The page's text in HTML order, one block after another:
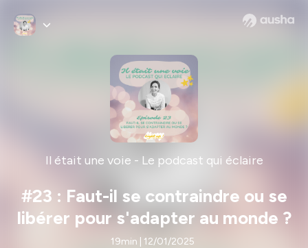
Il était une voie - Le podcast qui éclaire
#23 : Faut-il se contraindre ou se
libérer pour s'adapter au monde ?
19min | 12/01/2025